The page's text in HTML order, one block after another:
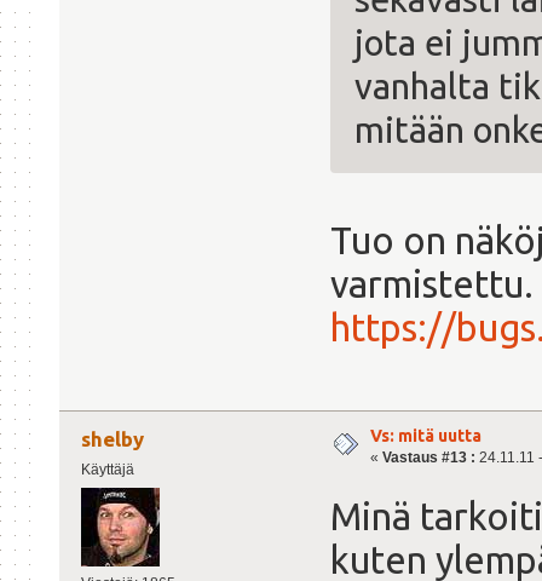
jota ei
vanhalta
mitään
Tuo on
varmistettu.
https://
shelby
Käyttäjä
Vs: mitä uutta
« Vastaus #13 : 24.11.11
Minä
kuten